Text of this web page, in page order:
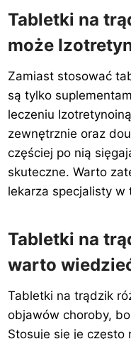
Tabletki na
może
Zamiast stosować
są tylko
leczeniu
zewnętrznie oraz
częściej po nią
skuteczne. Warto
lekarza specjalisty w
Tabletki na
warto
Tabletki na trądzik
objawów choroby,
Stosuje się je często